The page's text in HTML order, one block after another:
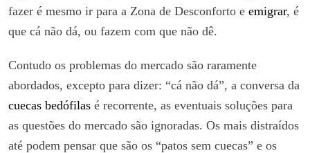
fazer é mesmo ir para a Zona de Desconforto e emigrar, é
que cá não dá, ou fazem com que não dê.
Contudo os problemas do mercado são raramente
abordados, excepto para dizer: “cá não dá”, a conversa da
cuecas bedófilas é recorrente, as eventuais soluções para
as questões do mercado são ignoradas. Os mais distraídos
até podem pensar que são os “patos sem cuecas” e os